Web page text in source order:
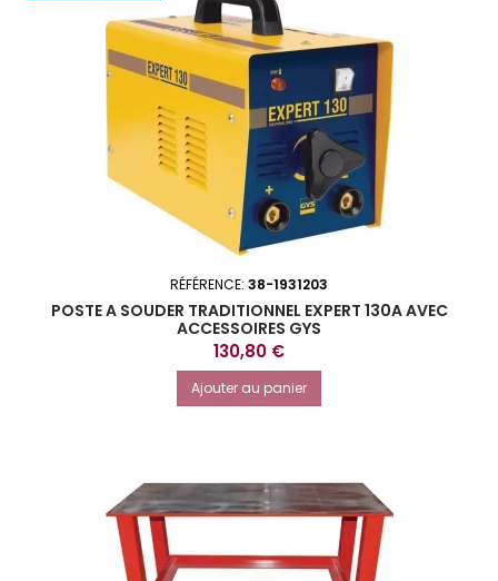
RÉFÉRENCE: 38-1931203
POSTE A SOUDER TRADITIONNEL EXPERT 130A AVEC
ACCESSOIRES GYS
Prix
130,80 €
Ajouter au panier